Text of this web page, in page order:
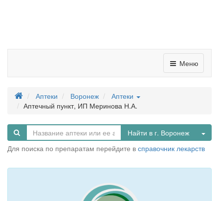
Меню
Аптеки Воронеж
Аптеки
Аптечный пункт, ИП Меринова Н.А.
Найти в г. Воронеж
Для поиска по препаратам перейдите в справочник лекарств